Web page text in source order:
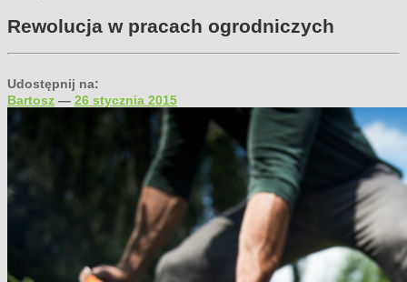
Rewolucja w pracach ogrodniczych
Udostępnij na:
Bartosz — 26 stycznia 2015